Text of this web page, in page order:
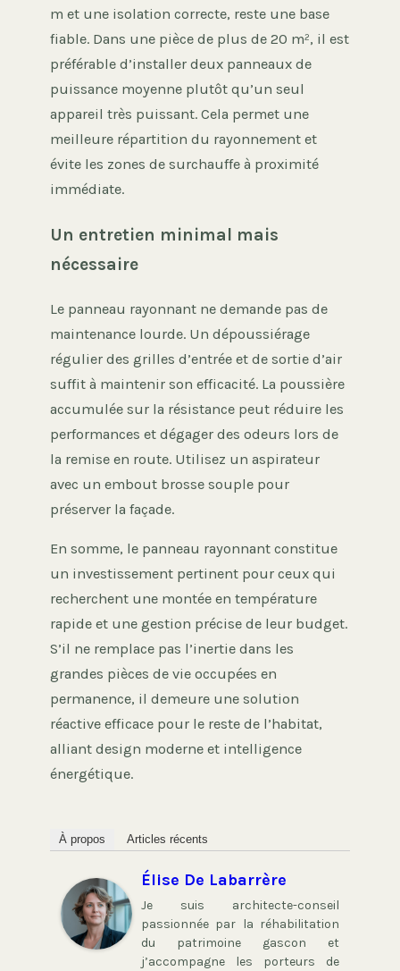
m et une isolation correcte, reste une base
fiable. Dans une pièce de plus de 20 m², il est
préférable d’installer deux panneaux de
puissance moyenne plutôt qu’un seul
appareil très puissant. Cela permet une
meilleure répartition du rayonnement et
évite les zones de surchauffe à proximité
immédiate.
Un entretien minimal mais
nécessaire
Le panneau rayonnant ne demande pas de
maintenance lourde. Un dépoussiérage
régulier des grilles d’entrée et de sortie d’air
suffit à maintenir son efficacité. La poussière
accumulée sur la résistance peut réduire les
performances et dégager des odeurs lors de
la remise en route. Utilisez un aspirateur
avec un embout brosse souple pour
préserver la façade.
En somme, le panneau rayonnant constitue
un investissement pertinent pour ceux qui
recherchent une montée en température
rapide et une gestion précise de leur budget.
S’il ne remplace pas l’inertie dans les
grandes pièces de vie occupées en
permanence, il demeure une solution
réactive efficace pour le reste de l’habitat,
alliant design moderne et intelligence
énergétique.
À propos Articles récents
Élise De Labarrère
Je suis architecte-conseil
passionnée par la réhabilitation
du patrimoine gascon et
j’accompagne les porteurs de